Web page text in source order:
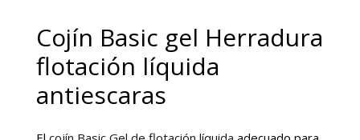
Cojín Basic gel Herradura
flotación líquida
antiescaras